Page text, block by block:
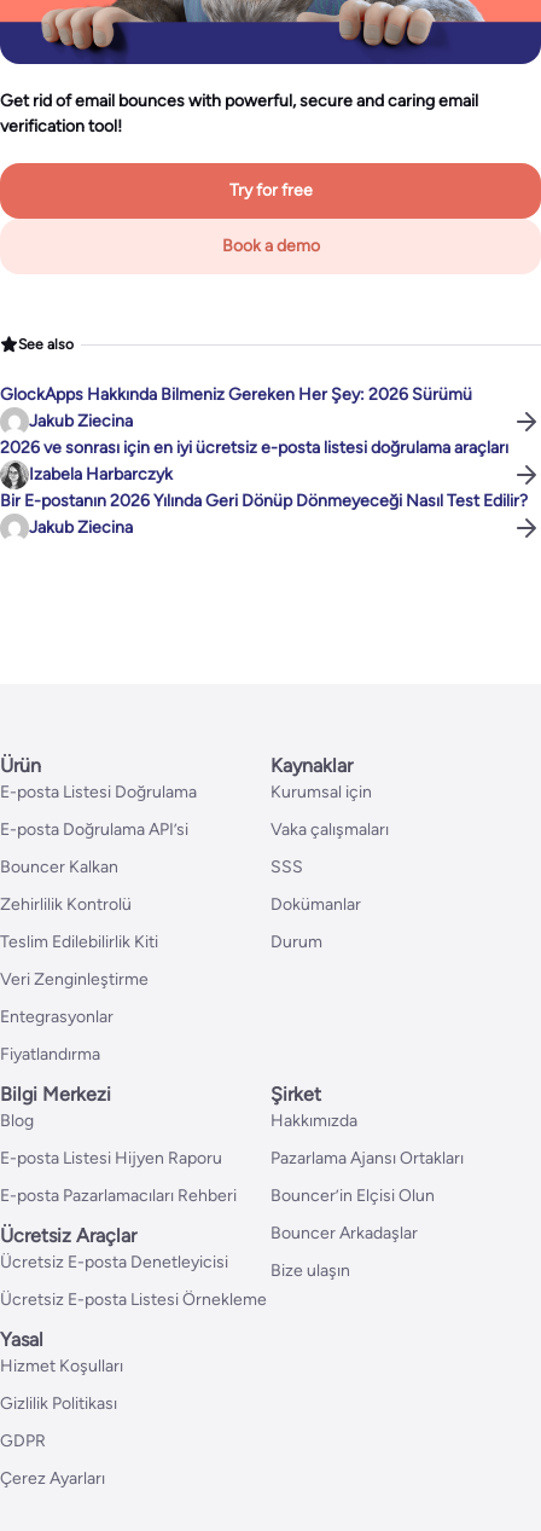
Get rid of email bounces with powerful, secure and caring email
verification tool!
Try for free
Book a demo
See also
GlockApps Hakkında Bilmeniz Gereken Her Şey: 2026 Sürümü
Jakub Ziecina
2026 ve sonrası için en iyi ücretsiz e-posta listesi doğrulama araçları
Izabela Harbarczyk
Bir E-postanın 2026 Yılında Geri Dönüp Dönmeyeceği Nasıl Test Edilir?
Jakub Ziecina
Ürün
E-posta Listesi Doğrulama
E-posta Doğrulama API’si
Bouncer Kalkan
Zehirlilik Kontrolü
Teslim Edilebilirlik Kiti
Veri Zenginleştirme
Entegrasyonlar
Fiyatlandırma
Kaynaklar
Kurumsal için
Vaka çalışmaları
SSS
Dokümanlar
Durum
Bilgi Merkezi
Blog
E-posta Listesi Hijyen Raporu
E-posta Pazarlamacıları Rehberi
Ücretsiz Araçlar
Ücretsiz E-posta Denetleyicisi
Ücretsiz E-posta Listesi Örnekleme
Şirket
Hakkımızda
Pazarlama Ajansı Ortakları
Bouncer’in Elçisi Olun
Bouncer Arkadaşlar
Bize ulaşın
Yasal
Hizmet Koşulları
Gizlilik Politikası
GDPR
Çerez Ayarları